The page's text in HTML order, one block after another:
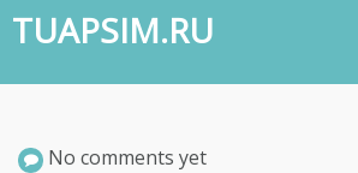
Skip
to
content
TUAPSIM.RU
No comments yet